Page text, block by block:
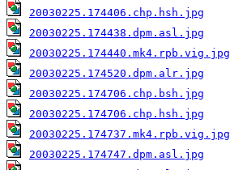
20030225.174406.chp.hsh.jpg
20030225.174438.dpm.asl.jpg
20030225.174440.mk4.rpb.vig.jpg
20030225.174520.dpm.alr.jpg
20030225.174706.chp.bsh.jpg
20030225.174706.chp.hsh.jpg
20030225.174737.mk4.rpb.vig.jpg
20030225.174747.dpm.asl.jpg